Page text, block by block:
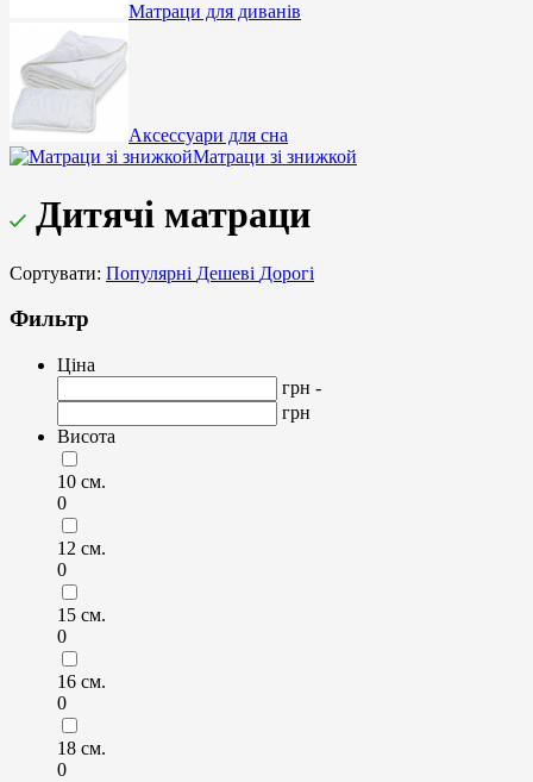
Матраци для диванів
Аксессуари для сна
Матраци зі знижкой
Дитячі матраци
Сортувати: Популярні Дешеві Дорогі
Фильтр
Ціна
грн -
грн
Висота
10 см.
0
12 см.
0
15 см.
0
16 см.
0
18 см.
0